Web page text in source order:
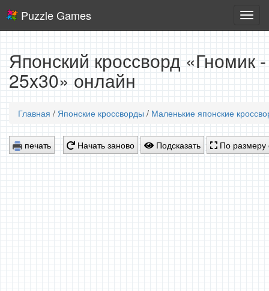
игры
Puzzle Games
Японский кроссворд «Гномик -
25x30» онлайн
Главная / Японские кроссворды / Маленькие японские
печать Начать заново Подсказать По размеру